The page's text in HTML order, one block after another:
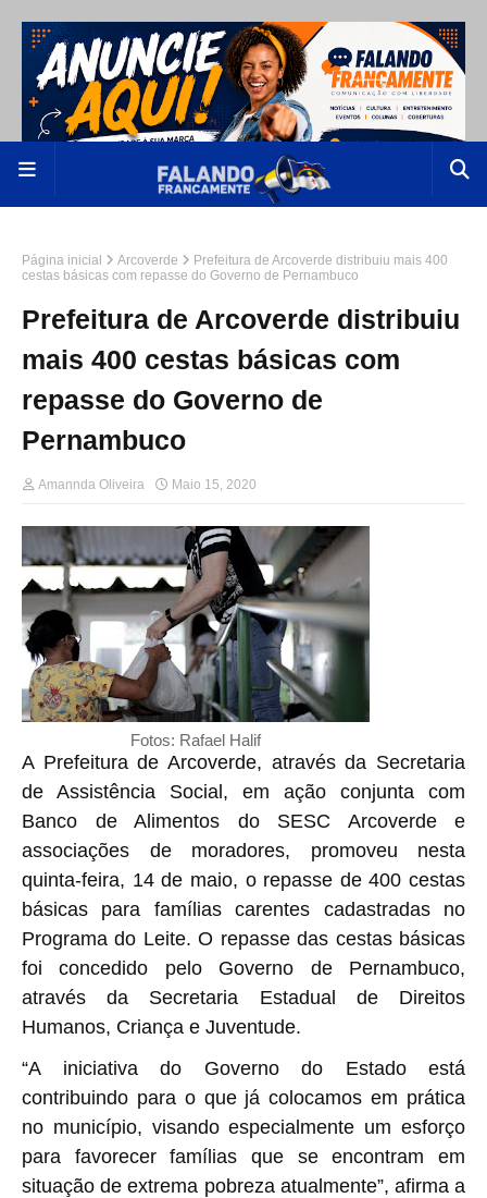
Página inicial Arcoverde
Prefeitura de Arcoverde distribuiu mais 400
cestas básicas com repasse do Governo de Pernambuco
Prefeitura de Arcoverde distribuiu
mais 400 cestas básicas com
repasse do Governo de
Pernambuco
Amannda Oliveira Maio 15, 2020
Fotos: Rafael Halif
A Prefeitura de Arcoverde, através da Secretaria
de Assistência Social, em ação conjunta com
Banco de Alimentos do SESC Arcoverde e
associações de moradores, promoveu nesta
quinta-feira, 14 de maio, o repasse de 400 cestas
básicas para famílias carentes cadastradas no
Programa do Leite. O repasse das cestas básicas
foi concedido pelo Governo de Pernambuco,
através da Secretaria Estadual de Direitos
Humanos, Criança e Juventude.
“A iniciativa do Governo do Estado está
contribuindo para o que já colocamos em prática
no município, visando especialmente um esforço
para favorecer famílias que se encontram em
situação de extrema pobreza atualmente”, afirma a